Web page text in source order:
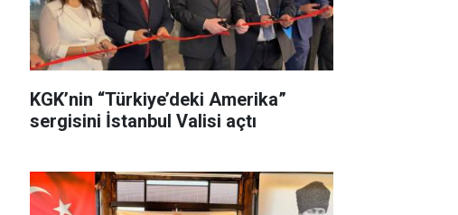
KGK’nin “Türkiye’deki Amerika”
sergisini İstanbul Valisi açtı